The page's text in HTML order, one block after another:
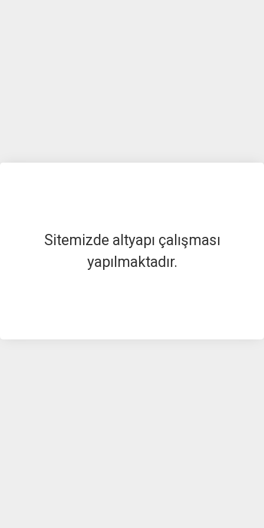
Sitemizde altyapı çalışması
yapılmaktadır.